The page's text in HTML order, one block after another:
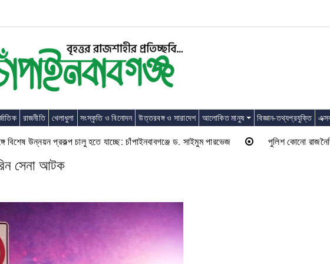
রাজনীতি খেলাধুলা সংস্কৃতি ও বিনোদন উত্তরবঙ্গ ও সারাদেশ আলোকিত মানুষ বিজ্ঞান-তথ্যপ্রযুক্তি
উন্নয়ন প্রকল্প চালু হতে যাচ্ছে: চাঁপাইনবাবগঞ্জে ড. সাইমুম পারভেজ পুলিশ কোনো রাজনৈতিক
সেনা আটক